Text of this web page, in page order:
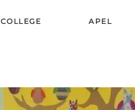
COLLEGE APEL